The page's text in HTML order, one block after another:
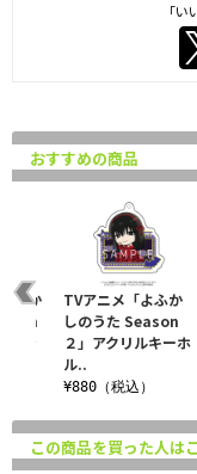
「
おすすめの商品
ふか
イン
TVアニメ「よふか
しのうた Season
２」アクリルキーホ
ル..
¥880（税込）
この商品を買った人は